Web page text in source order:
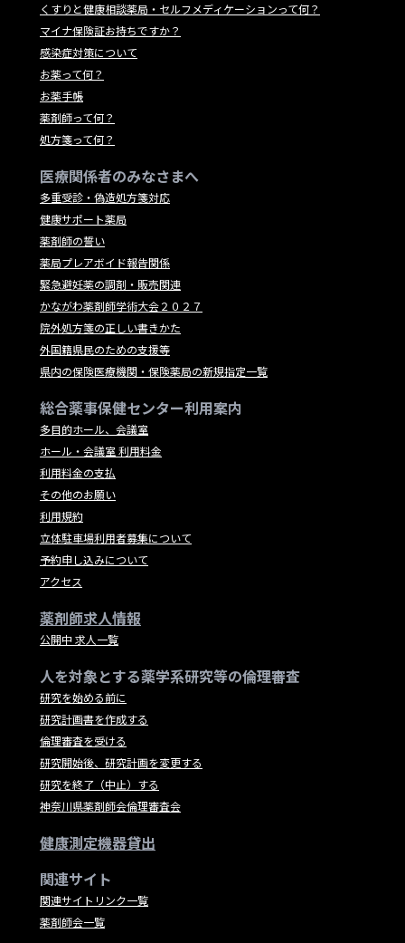
くすりと健康相談薬局・セルフメディケーションって何？
マイナ保険証お持ちですか？
感染症対策について
お薬って何？
お薬手帳
薬剤師って何？
処方箋って何？
医療関係者のみなさまへ
多重受診・偽造処方箋対応
健康サポート薬局
薬剤師の誓い
薬局プレアボイド報告関係
緊急避妊薬の調剤・販売関連
かながわ薬剤師学術大会２０２７
院外処方箋の正しい書きかた
外国籍県民のための支援等
県内の保険医療機関・保険薬局の新規指定一覧
総合薬事保健センター利用案内
多目的ホール、会議室
ホール・会議室 利用料金
利用料金の支払
その他のお願い
利用規約
立体駐車場利用者募集について
予約申し込みについて
アクセス
薬剤師求人情報
公開中 求人一覧
人を対象とする薬学系研究等の倫理審査
研究を始める前に
研究計画書を作成する
倫理審査を受ける
研究開始後、研究計画を変更する
研究を終了（中止）する
神奈川県薬剤師会倫理審査会
健康測定機器貸出
関連サイト
関連サイトリンク一覧
薬剤師会一覧